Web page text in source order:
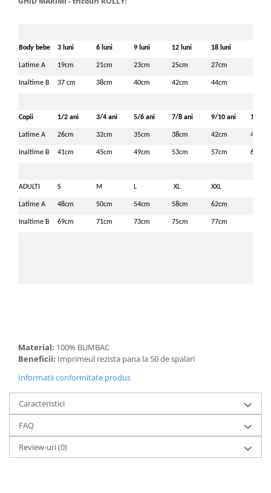
Body bebe 3 luni 6 luni 9 luni 12 luni 18 luni
Latime A 19cm 21cm 23cm 25cm 27cm
Inaltime B 37 cm 38cm 40cm 42cm 44cm
Copii 1/2 ani 3/4 ani 5/6 ani 7/8 ani 9/10 ani 11/12
Latime A 26cm 32cm 35cm 38cm 42cm 46cm
Inaltime B 41cm 45cm 49cm 53cm 57cm 61cm
ADULTI S M L XL XXL
Latime A 48cm 50cm 54cm 58cm 62cm
Inaltime B 69cm 71cm 73cm 75cm 77cm
Material: 100% BUMBAC
Beneficii: Imprimeul rezista pana la 50 de spalari
Informatii conformitate produs
Caracteristici
FAQ
Review-uri(0)